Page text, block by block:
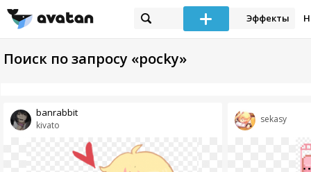
Эффекты
Поиск по запросу «pocky»
kivato
banrabbit
sekasy